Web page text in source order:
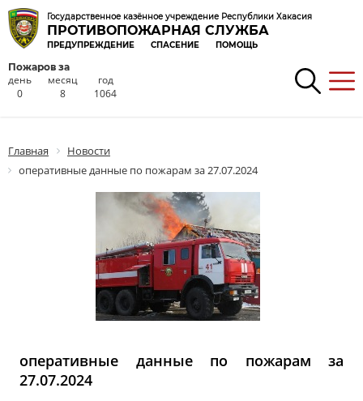
Государственное казённое учреждение Республики Хакасия
ПРОТИВОПОЖАРНАЯ СЛУЖБА
ПРЕДУПРЕЖДЕНИЕ СПАСЕНИЕ ПОМОЩЬ
Пожаров за
день
0
месяц
8
год
1064
Главная
Новости
оперативные данные по пожарам за 27.07.2024
оперативные данные по пожарам за
27.07.2024